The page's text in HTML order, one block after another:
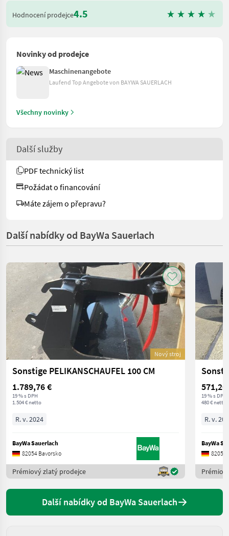
Hodnocení prodejce4.5
Novinky od prodejce
Maschinenangebote
Laufend Top Angebote von BAYWA SAUERLACH
Všechny novinky
Další služby
PDF technický list
Požádat o financování
Máte zájem o přepravu?
Další nabídky od BayWa Sauerlach
Nový stroj
Sonstige PELIKANSCHAUFEL 100 CM
1.789,76 €
19 % s DPH
1.504 € netto
R. v. 2024
BayWa Sauerlach
82054 Bavorsko
Prémiový zlatý prodejce
571,20
19 % s DPH
480 € netto
R. v.
BayWa
82054
Další nabídky od BayWa Sauerlach